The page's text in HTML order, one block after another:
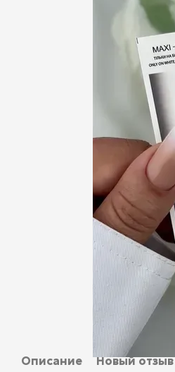
Описание Новый